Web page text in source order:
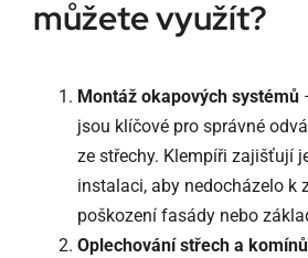
můžete využít?
Montáž okapových systémů
jsou klíčové pro správné
ze střechy. Klempíři zajišťují
instalaci, aby nedocházelo k
poškození fasády nebo
Oplechování střech a komínů